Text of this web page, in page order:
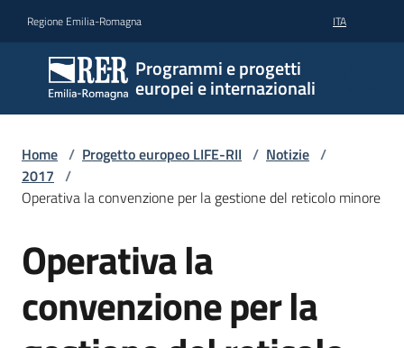
Regione Emilia-Romagna ITA
Programmi e progetti
europei e internazionali
Home / Progetto europeo LIFE-RII / Notizie /
2017 /
Operativa la convenzione per la gestione del reticolo minore
Salta al contenuto
Operativa la
convenzione per la